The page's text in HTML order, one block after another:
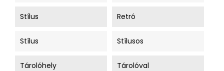
Stílus Retró
Stílus Stílusos
Tárolóhely Tárolóval